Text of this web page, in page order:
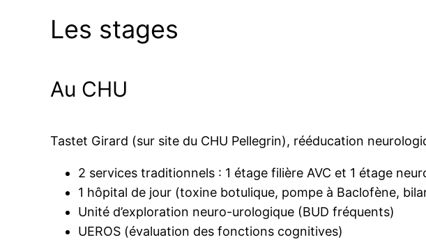
Les stages
Au CHU
Tastet Girard (sur site du CHU Pellegrin), rééducation
2 services traditionnels : 1 étage filière AVC et 1 étage
1 hôpital de jour (toxine botulique, pompe à Baclofène,
Unité d’exploration neuro-urologique (BUD fréquents)
UEROS (évaluation des fonctions cognitives)